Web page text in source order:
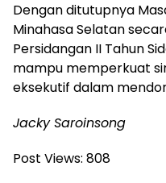
Dengan ditutupnya
Minahasa Selatan
Persidangan II Tahun
mampu memperkuat
eksekutif dalam
Jacky Saroinsong
Post Views: 808